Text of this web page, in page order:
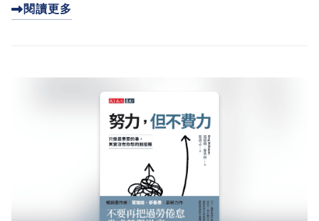
步驟把閱讀變成一場對話。從定意圖、問 AI、到最後寫
閱讀更多